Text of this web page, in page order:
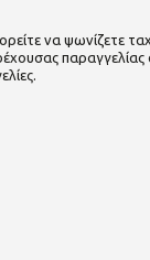
να ψωνίζετε
παραγγελίας